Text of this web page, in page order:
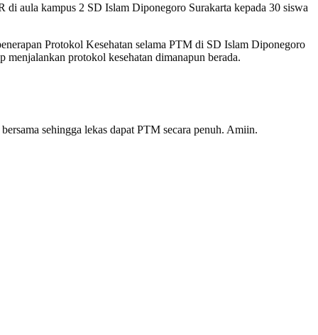
aula kampus 2 SD Islam Diponegoro Surakarta kepada 30 siswa
Protokol Kesehatan selama PTM di SD Islam Diponegoro
menjalankan protokol kesehatan dimanapun berada.
sehingga lekas dapat PTM secara penuh. Amiin.